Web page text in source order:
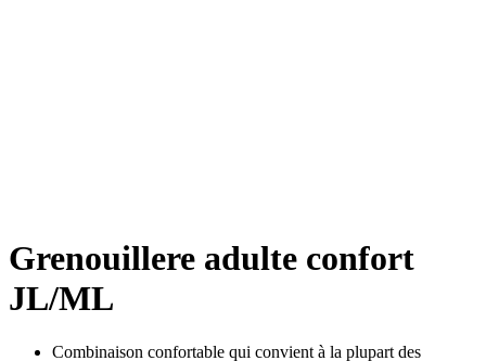
Grenouillere adulte confort
JL/ML
Combinaison confortable qui convient à la plupart des